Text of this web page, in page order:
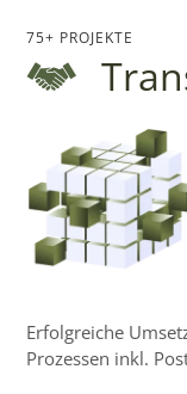
75+ PROJEKTE
Erfolgreiche
Prozessen inkl.